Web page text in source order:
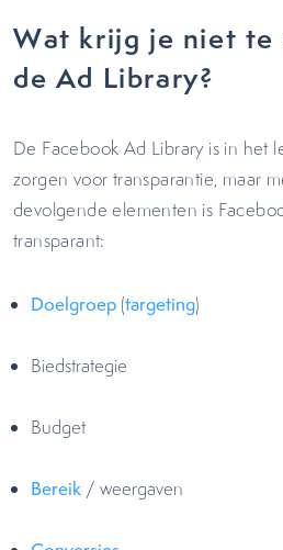
Wat krijg je niet te
de Ad Library?
De Facebook Ad Library is in het
zorgen voor transparantie, maar
devolgende elementen is
transparant:
Doelgroep (targeting)
Biedstrategie
Budget
Bereik / weergaven